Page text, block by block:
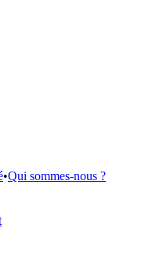
•Qui sommes-nous ?
abonnés
site, découvrez nos